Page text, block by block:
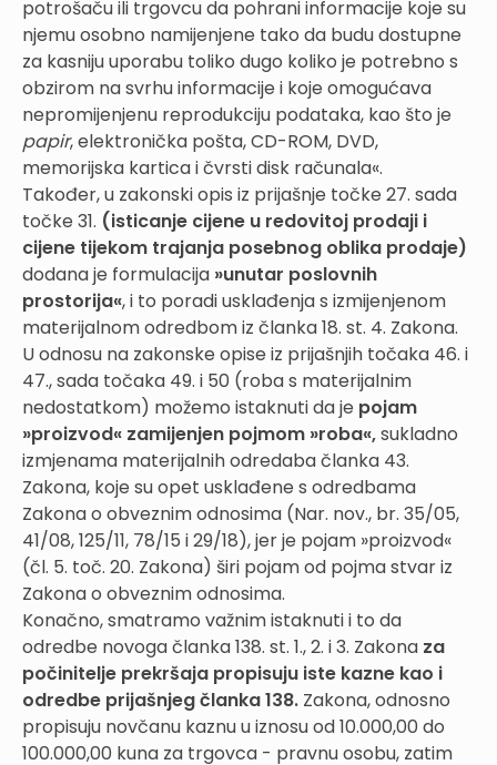
potrošaču ili trgovcu da pohrani informacije koje su
njemu osobno namijenjene tako da budu dostupne
za kasniju uporabu toliko dugo koliko je potrebno s
obzirom na svrhu informacije i koje omogućava
nepromijenjenu reprodukciju podataka, kao što je
papir, elektronička pošta, CD-ROM, DVD,
memorijska kartica i čvrsti disk računala«.
Također, u zakonski opis iz prijašnje točke 27. sada
točke 31. (isticanje cijene u redovitoj prodaji i
cijene tijekom trajanja posebnog oblika prodaje)
dodana je formulacija »unutar poslovnih
prostorija«, i to poradi usklađenja s izmijenjenom
materijalnom odredbom iz članka 18. st. 4. Zakona.
U odnosu na zakonske opise iz prijašnjih točaka 46. i
47., sada točaka 49. i 50 (roba s materijalnim
nedostatkom) možemo istaknuti da je pojam
»proizvod« zamijenjen pojmom »roba«,sukladno
izmjenama materijalnih odredaba članka 43.
Zakona, koje su opet usklađene s odredbama
Zakona o obveznim odnosima (Nar. nov., br. 35/05,
41/08, 125/11, 78/15 i 29/18), jer je pojam »proizvod«
(čl. 5. toč. 20. Zakona) širi pojam od pojma stvar iz
Zakona o obveznim odnosima.
Konačno, smatramo važnim istaknuti i to da
odredbe novoga članka 138. st. 1., 2. i 3. Zakona za
počinitelje prekršaja propisuju iste kazne kao i
odredbe prijašnjeg članka 138. Zakona, odnosno
propisuju novčanu kaznu u iznosu od 10.000,00 do
100.000,00 kuna za trgovca - pravnu osobu, zatim